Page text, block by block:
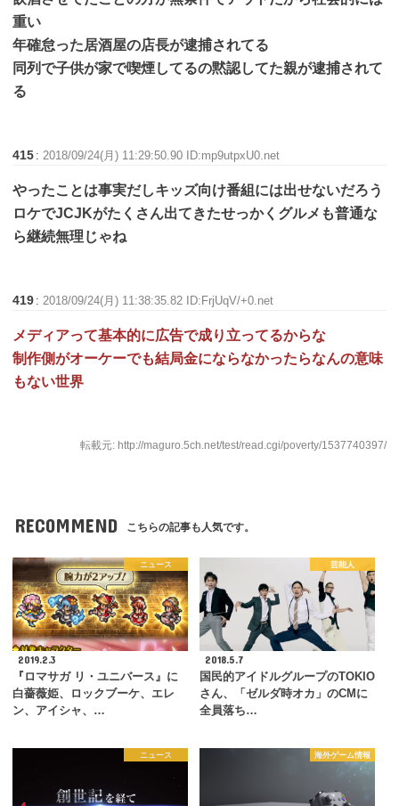
重い
年確怠った居酒屋の店長が逮捕されてる
同列で子供が家で喫煙してるの黙認してた親が逮捕されて
る
415 :2018/09/24(月) 11:29:50.90 ID:mp9utpxU0.net
やったことは事実だしキッズ向け番組には出せないだろう
ロケでJCJKがたくさん出てきたせっかくグルメも普通な
ら継続無理じゃね
419 :2018/09/24(月) 11:38:35.82 ID:FrjUqV/+0.net
メディアって基本的に広告で成り立ってるからな
制作側がオーケーでも結局金にならなかったらなんの意味
もない世界
転載元: http://maguro.5ch.net/test/read.cgi/poverty/1537740397/
RECOMMEND こちらの記事も人気です。
ニュース
2019.2.3
『ロマサガ リ・ユニバース』に
白薔薇姫、ロックブーケ、エレ
ン、アイシャ、…
芸能人
2018.5.7
国民的アイドルグループのTOKIO
さん、「ゼルダ時オカ」のCMに
全員落ち…
ニュース 海外ゲーム情報